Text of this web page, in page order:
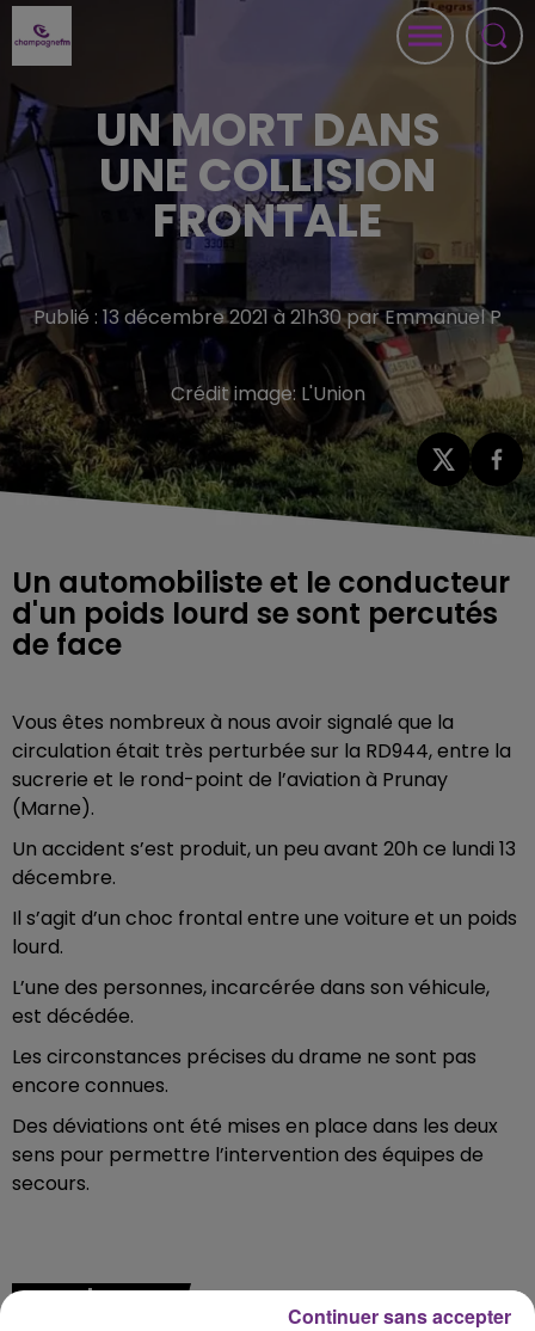
UN MORT DANS
UNE COLLISION
FRONTALE
Publié : 13 décembre 2021 à 21h30 par Emmanuel P
Crédit image: L'Union
Un automobiliste et le conducteur
d'un poids lourd se sont percutés
de face
Vous êtes nombreux à nous avoir signalé que la
circulation était très perturbée sur la RD944, entre la
sucrerie et le rond-point de l’aviation à Prunay
(Marne).
Un accident s’est produit, un peu avant 20h ce lundi 13
décembre.
Il s’agit d’un choc frontal entre une voiture et un poids
lourd.
L’une des personnes, incarcérée dans son véhicule,
est décédée.
Les circonstances précises du drame ne sont pas
encore connues.
Des déviations ont été mises en place dans les deux
sens pour permettre l’intervention des équipes de
secours.
FIL D'ACTU Continuer sans accepter